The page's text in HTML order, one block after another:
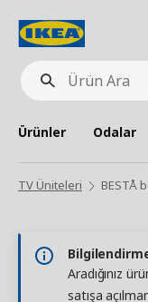
Ürün
Ara
Ürünler Odalar
TV Üniteleri BESTÅ
Aradığınız
satışa